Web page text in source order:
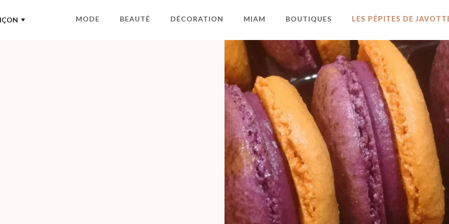
MODE BEAUTÉ DÉCORATION MIAM BOUTIQUES LES PÉPITES DE